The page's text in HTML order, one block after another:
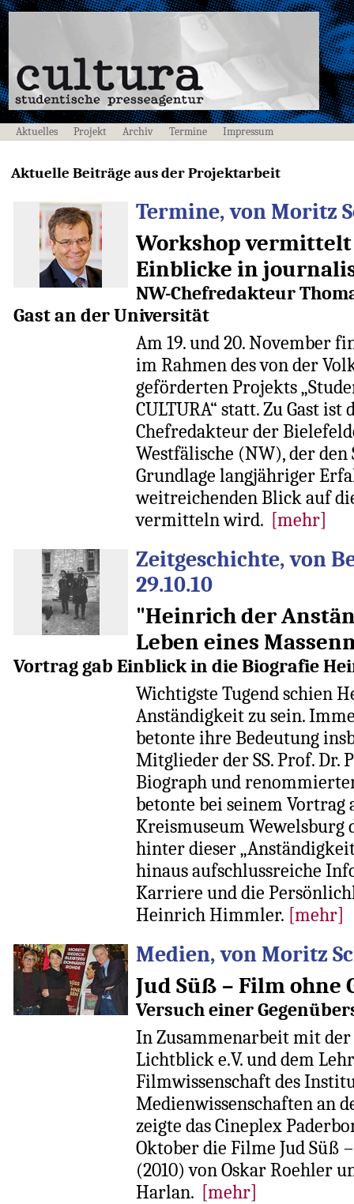
Aktuelles Projekt Archiv Termine Impressum
Aktuelle Beiträge aus der Projektarbeit
Termine, von Moritz
Workshop
Einblicke in
NW-Chefredakteur
Gast an der Universität
Am 19. und 20. November
im Rahmen des von der
geförderten Projekts
CULTURA“ statt. Zu Gast
Chefredakteur der
Westfälische (NW), der
Grundlage langjähriger
weitreichenden Blick auf
vermitteln wird. [mehr]
Zeitgeschichte, von
29.10.10
"Heinrich der
Leben eines
Vortrag gab Einblick in die Biografie
Wichtigste Tugend schien
Anständigkeit zu sein.
betonte ihre Bedeutung
Mitglieder der SS. Prof. Dr.
Biograph und
betonte bei seinem Vortrag
Kreismuseum Wewelsburg
hinter dieser
hinaus aufschlussreiche
Karriere und die
Heinrich Himmler. [mehr]
Medien, von Moritz
Jud Süß – Film ohne
Versuch einer
In Zusammenarbeit mit
Lichtblick e.V. und dem
Filmwissenschaft des
Medienwissenschaften an
zeigte das Cineplex
Oktober die Filme Jud Süß
(2010) von Oskar Roehler
Harlan. [mehr]